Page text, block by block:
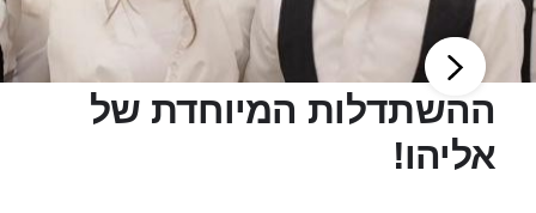
ההשתדלות המיוחדת של
אליהו!